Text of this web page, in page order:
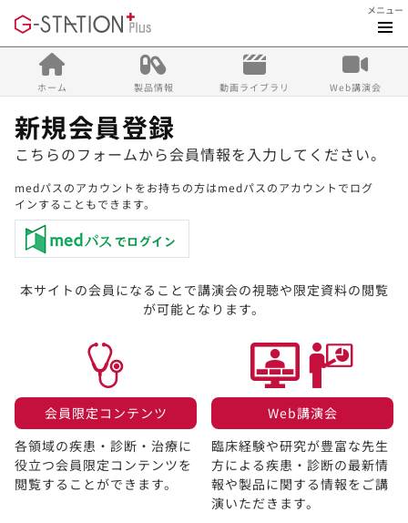
メニュー
ホーム 製品情報 動画ライブラリ Web講演会
新規会員登録
こちらのフォームから会員情報を入力してください。
medパスのアカウントをお持ちの方はmedパスのアカウントでログ
インすることもできます。
本サイトの会員になることで講演会の視聴や限定資料の閲覧
が可能となります。
会員限定コンテンツ​
各領域の疾患・診断・治療に
役立つ会員限定コンテンツを
閲覧することができます。​
Web講演会​
臨床経験や研究が豊富な先生
方による疾患・診断の最新情
報や製品に関する情報をご講
演いただきます。